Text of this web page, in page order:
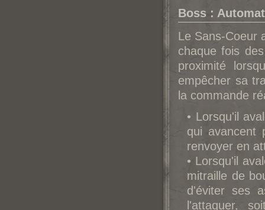
Boss :
Le Sans-Coeur
chaque fois
proximité
empêcher sa
la commande
• Lorsqu'il
qui avancent
renvoyer en
• Lorsqu'il
mitraille de
d'éviter ses
l'attaquer,